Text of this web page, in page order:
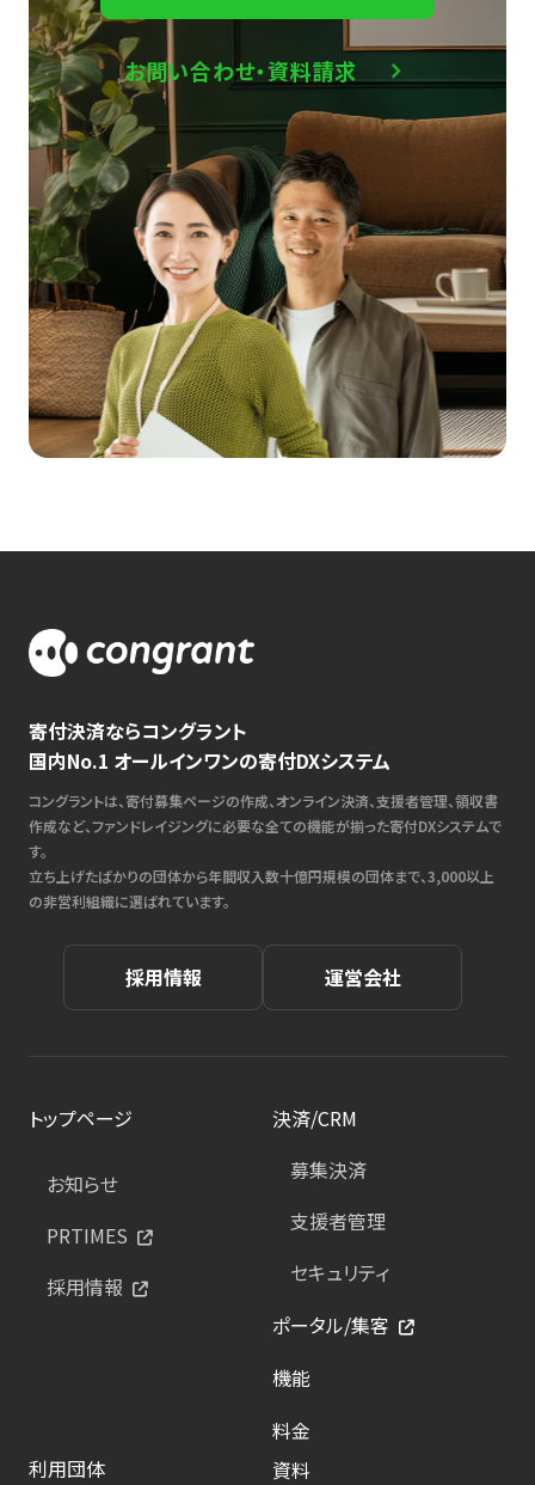
お問い合わせ・資料請求
寄付決済ならコングラント
国内No.1 オールインワンの寄付DXシステム
コングラントは、寄付募集ページの作成、オンライン決済、支援者管理、領収書
作成など、ファンドレイジングに必要な全ての機能が揃った寄付DXシステムで
す。
立ち上げたばかりの団体から年間収入数十億円規模の団体まで、3,000以上
の非営利組織に選ばれています。
採用情報 運営会社
トップページ
お知らせ
PRTIMES
採用情報
決済/CRM
募集決済
支援者管理
セキュリティ
ポータル/集客
機能
料金
利用団体
資料